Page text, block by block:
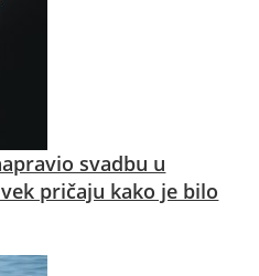
svadbu u
pričaju kako je bilo